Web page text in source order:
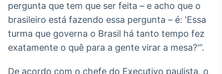
Broadcast
Wallboard
Conteúdos e
displays e telas
pergunta que tem que ser feita – e acho que o
brasileiro está fazendo essa pergunta – é: ‘Essa
turma que governa o Brasil há tanto tempo fez
exatamente o quê para a gente virar a mesa?'”.
De acordo com o chefe do Executivo paulista, o